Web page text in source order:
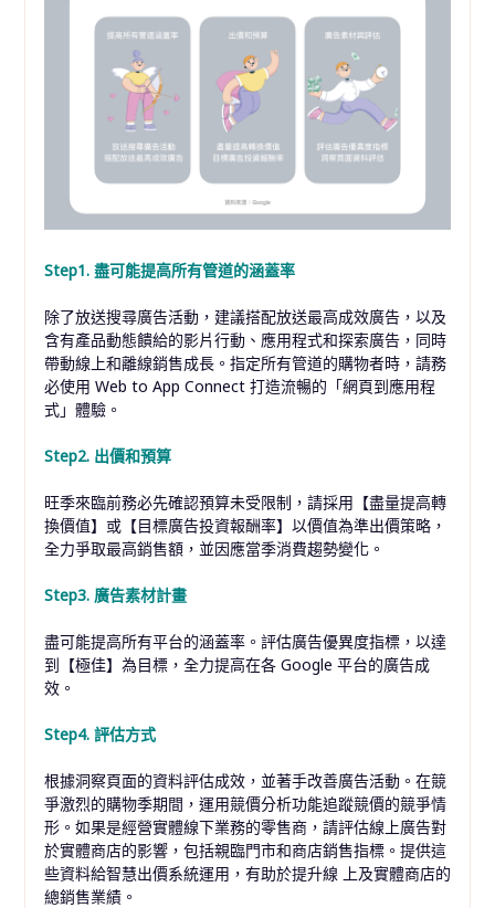
Step1. 盡可能提高所有管道的涵蓋率
除了放送搜尋廣告活動，建議搭配放送最高成效廣告，以及
含有產品動態饋給的影片行動、應用程式和探索廣告，同時
帶動線上和離線銷售成長。指定所有管道的購物者時，請務
必使用 Web to App Connect 打造流暢的「網頁到應用程
式」體驗。
Step2. 出價和預算
旺季來臨前務必先確認預算未受限制，請採用【盡量提高轉
換價值】或【目標廣告投資報酬率】以價值為準出價策略，
全力爭取最高銷售額，並因應當季消費趨勢變化。
Step3. 廣告素材計畫
盡可能提高所有平台的涵蓋率。評估廣告優異度指標，以達
到【極佳】為目標，全力提高在各 Google 平台的廣告成
效。
Step4. 評估方式
根據洞察頁面的資料評估成效，並著手改善廣告活動。在競
爭激烈的購物季期間，運用競價分析功能追蹤競價的競爭情
形。如果是經營實體線下業務的零售商，請評估線上廣告對
於實體商店的影響，包括親臨門市和商店銷售指標。提供這
些資料給智慧出價系統運用，有助於提升線 上及實體商店的
總銷售業績。